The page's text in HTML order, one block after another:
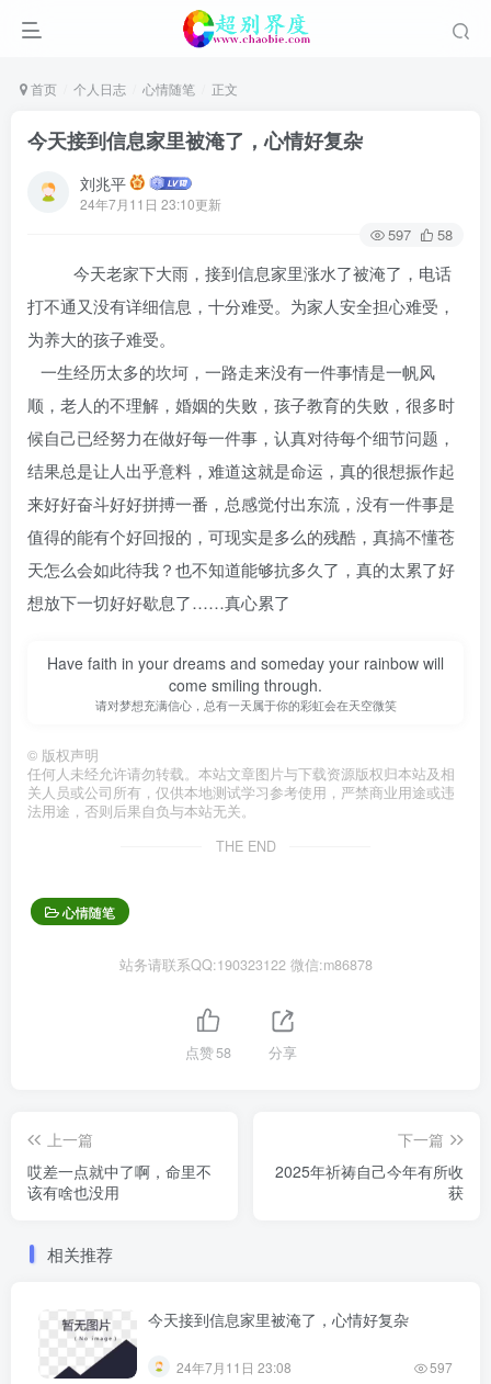
首页 个人日志 心情随笔 正文
今天接到信息家里被淹了，心情好复杂
刘兆平
24年7月11日 23:10更新
597 58
今天老家下大雨，接到信息家里涨水了被淹了，电话
打不通又没有详细信息，十分难受。为家人安全担心难受，
为养大的孩子难受。
一生经历太多的坎坷，一路走来没有一件事情是一帆风
顺，老人的不理解，婚姻的失败，孩子教育的失败，很多时
候自己已经努力在做好每一件事，认真对待每个细节问题，
结果总是让人出乎意料，难道这就是命运，真的很想振作起
来好好奋斗好好拼搏一番，总感觉付出东流，没有一件事是
值得的能有个好回报的，可现实是多么的残酷，真搞不懂苍
天怎么会如此待我？也不知道能够抗多久了，真的太累了好
想放下一切好好歇息了……真心累了
Have faith in your dreams and someday your rainbow will
come smiling through.
请对梦想充满信心，总有一天属于你的彩虹会在天空微笑
© 版权声明
任何人未经允许请勿转载。本站文章图片与下载资源版权归本站及相
关人员或公司所有，仅供本地测试学习参考使用，严禁商业用途或违
法用途，否则后果自负与本站无关。
THE END
心情随笔
站务请联系QQ:190323122 微信:m86878
点赞58 分享
上一篇
哎差一点就中了啊，命里不
该有啥也没用
下一篇
2025年祈祷自己今年有所收
获
相关推荐
今天接到信息家里被淹了，心情好复杂
24年7月11日 23:08 597